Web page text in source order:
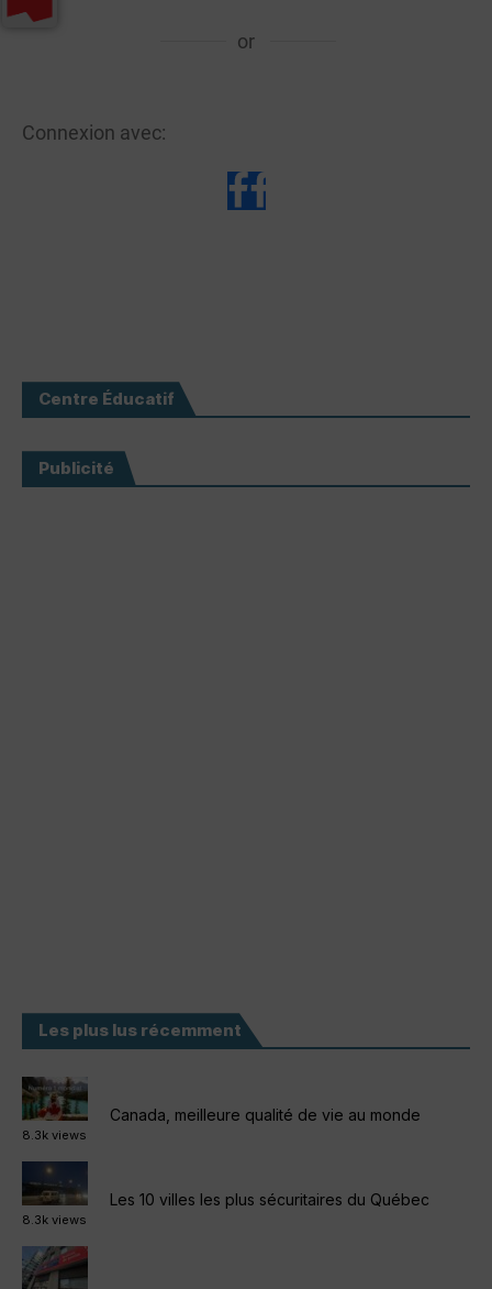
or
Connexion avec:
Centre Éducatif
Publicité
Les plus lus récemment
Canada, meilleure qualité de vie au monde
8.3k views
Les 10 villes les plus sécuritaires du Québec
8.3k views